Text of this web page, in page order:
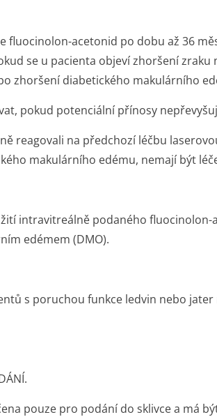
fluocinolon-acetonid po dobu až 36
se u pacienta objeví zhoršení zraku
zhoršení diabetického makulárního
pokud potenciální přínosy
reagovali na předchozí léčbu
makulárního edému, nemají být
intravitreálně podaného
edémem (DMO).
s poruchou funkce ledvin nebo
pouze pro podání do sklivce a má